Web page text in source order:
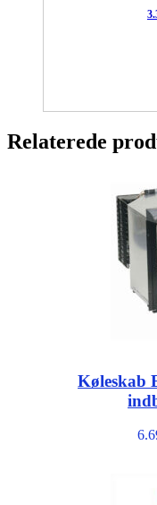
Relaterede
Køleskab